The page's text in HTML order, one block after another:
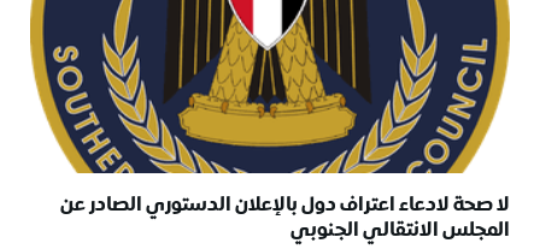
لا صحة لادعاء اعتراف دول بالإعلان الدستوري الصادر عن
المجلس الانتقالي الجنوبي